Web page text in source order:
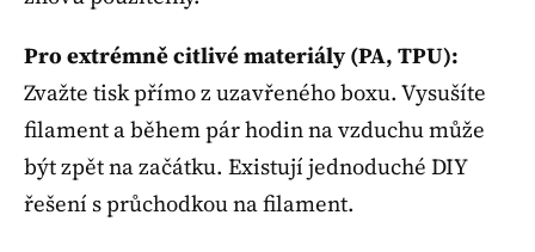
Pro extrémně citlivé materiály (PA, TPU):
Zvažte tisk přímo z uzavřeného boxu. Vysušíte
filament a během pár hodin na vzduchu může
být zpět na začátku. Existují jednoduché DIY
řešení s průchodkou na filament.